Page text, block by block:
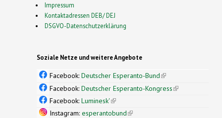
Impressum
Kontaktadressen DEB/ DEJ
DSGVO-Datenschutzerklärung
Soziale Netze und weitere Angebote
Facebook: Deutscher Esperanto-Bund(link is
external)
Facebook: Deutscher Esperanto-Kongress(link is
Facebook: Luminesk'(link is external)
Instagram: esperantobund(link is external)